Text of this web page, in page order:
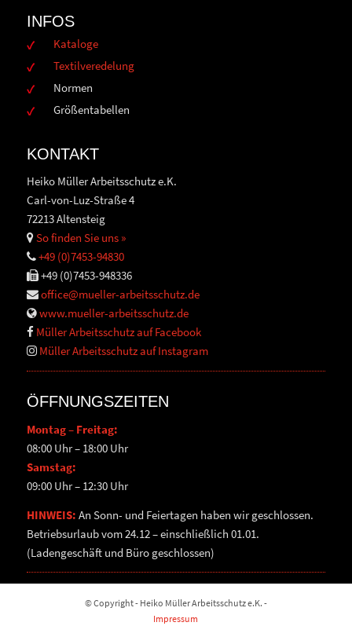
INFOS
Kataloge
Textilveredelung
Normen
Größentabellen
KONTAKT
Heiko Müller Arbeitsschutz e.K.
Carl-von-Luz-Straße 4
72213 Altensteig
So finden Sie uns »
+49 (0)7453-94830
+49 (0)7453-948336
office@mueller-arbeitsschutz.de
www.mueller-arbeitsschutz.de
Müller Arbeitsschutz auf Facebook
Müller Arbeitsschutz auf Instagram
ÖFFNUNGSZEITEN
Montag – Freitag:
08:00 Uhr – 18:00 Uhr
Samstag:
09:00 Uhr – 12:30 Uhr
HINWEIS: An Sonn- und Feiertagen haben wir geschlossen.
Betriebsurlaub vom 24.12 – einschließlich 01.01.
(Ladengeschäft und Büro geschlossen)
© Copyright - Heiko Müller Arbeitsschutz e.K. -
Impressum